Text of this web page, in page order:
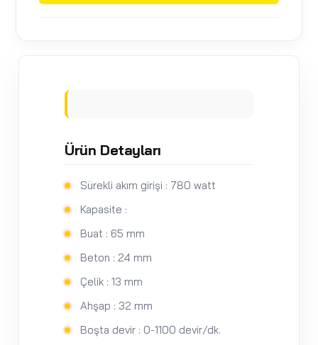
Ürün Detayları
Sürekli akım girişi : 780 watt
Kapasite :
Buat : 65 mm
Beton : 24 mm
Çelik : 13 mm
Ahşap : 32 mm
Boşta devir : 0-1100 devir/dk.